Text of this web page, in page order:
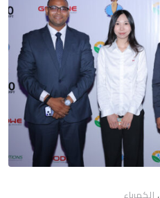
,